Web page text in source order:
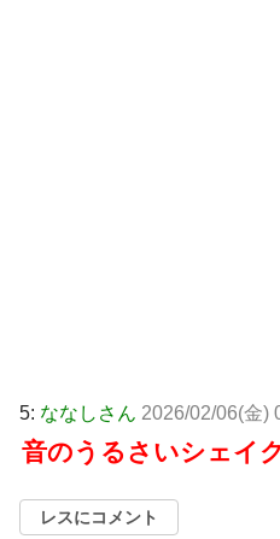
5: ななしさん 2026/02/06(金)
音のうるさいシェイ
レスにコメント